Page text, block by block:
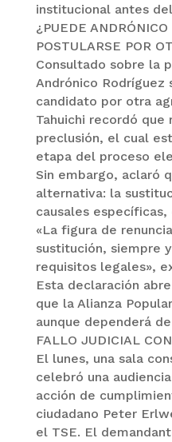
institucional antes
¿PUEDE
POSTULARSE POR
Consultado sobre la
Andrónico Rodríguez
candidato por otra
Tahuichi recordó
preclusión, el cual
etapa del proceso
Sin embargo, aclaró
alternativa: la
causales específicas,
«La figura de
sustitución, siempre
requisitos legales»,
Esta declaración
que la Alianza
aunque dependerá
FALLO JUDICIAL
El lunes, una sala
celebró una
acción de
ciudadano Peter
el TSE. El